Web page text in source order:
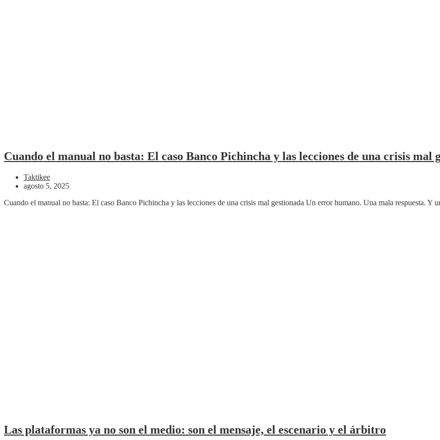
Cuando el manual no basta: El caso Banco Pichincha y las lecciones de una crisis mal
Taktikee
agosto 5, 2025
Cuando el manual no basta: El caso Banco Pichincha y las lecciones de una crisis mal gestionada Un error humano. Una mala respuesta. Y
Las plataformas ya no son el medio: son el mensaje, el escenario y el árbitro